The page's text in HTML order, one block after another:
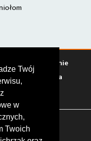
Twój
w
Twoich
Stacje paliw
Jedzenie
Rajdy
Spotkania